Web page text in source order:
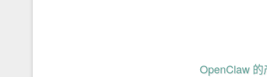
OpenClaw